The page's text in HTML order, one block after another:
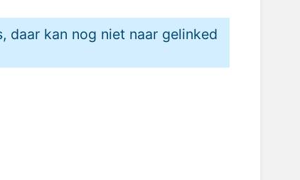
daar kan nog niet naar gelinked